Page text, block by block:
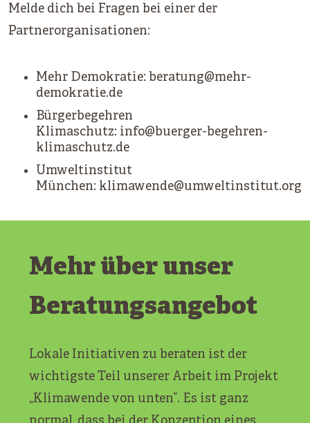
Melde dich bei Fragen bei einer der
Partnerorganisationen:
Mehr Demokratie: beratung@mehr-
demokratie.de
Bürgerbegehren
Klimaschutz: info@buerger-begehren-
klimaschutz.de
Umweltinstitut
München: klimawende@umweltinstitut.org
Mehr über unser
Beratungsangebot
Lokale Initiativen zu beraten ist der
wichtigste Teil unserer Arbeit im Projekt
„Klimawende von unten“. Es ist ganz